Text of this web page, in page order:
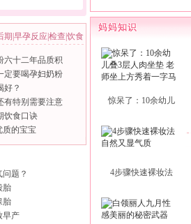
期 早孕反应检查 饮食
六十二年品质积
定要喝孕妇奶粉
好？
有特别需要注意
饮食口诀
质的宝宝
题？
胎
胎
早产
惊呆了：10余幼儿
4步骤快速裸妆法